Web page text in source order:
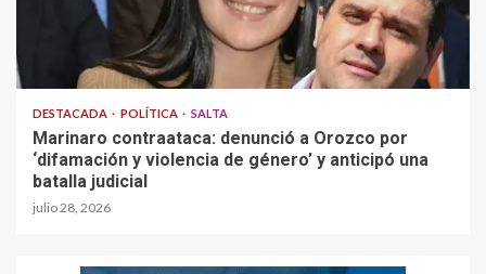
DESTACADA POLÍTICA SALTA
Marinaro contraataca: denunció a Orozco por
‘difamación y violencia de género’ y anticipó una
batalla judicial
julio 28, 2026